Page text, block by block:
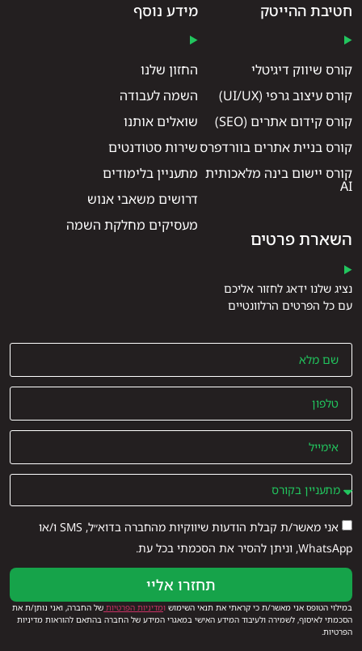
חטיבת ההייטק
קורס שיווק דיגיטלי
קורס עיצוב גרפי (UI/UX)
קורס קידום אתרים (SEO)
קורס בניית אתרים בוורדפרס
קורס יישום בינה מלאכותית
AI
מידע נוסף
החזון שלנו
השמה לעבודה
שואלים אותנו
שירות סטודנטים
מתעניין בלימודים
דרושים משאבי אנוש
מעסיקים מחלקת השמה
השארת פרטים
נציג שלנו ידאג לחזור אליכם
עם כל הפרטים הרלוונטיים
אני מאשר/ת קבלת הודעות שיווקיות מהחברה בדוא״ל, SMS ו/או
WhatsApp, וניתן להסיר את הסכמתי בכל עת.
תחזרו אליי
במילוי הטופס אני מאשר/ת כי קראתי את תנאי השימוש ומדיניות הפרטיות של החברה, ואני נותן/ת את
הסכמתי לאיסוף, לשמירה ולעיבוד המידע האישי במאגרי המידע של החברה בהתאם להוראות מדיניות
הפרטיות.